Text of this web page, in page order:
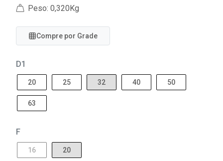
Peso: 0,320Kg
Compre por Grade
D1
20 25 32 40 50
63
F
16 20